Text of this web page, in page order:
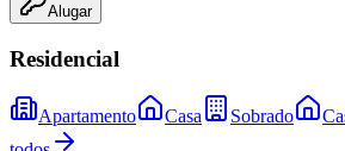
Alugar
Residencial
Apartamento Casa Sobrado